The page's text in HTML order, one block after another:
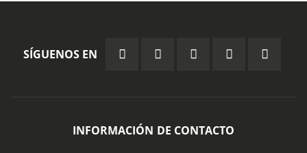
SÍGUENOS EN
INFORMACIÓN DE CONTACTO